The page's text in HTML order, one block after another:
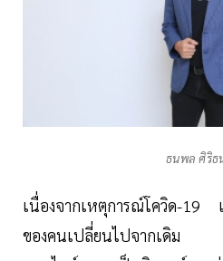
ธนพล ศิริธ
เนื่องจากเหตุการณ์โควิด-19
ของคนเปลี่ยนไปจากเดิม